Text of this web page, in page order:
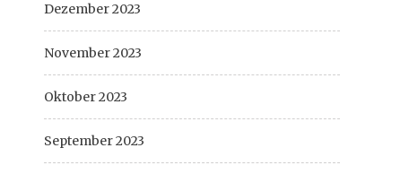
Dezember 2023
November 2023
Oktober 2023
September 2023